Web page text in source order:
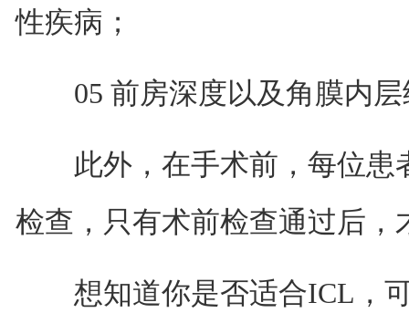
性疾病；
05 前房深度以及角膜内层
此外，在手术前，每位患
检查，只有术前检查通过后，
想知道你是否适合ICL，可